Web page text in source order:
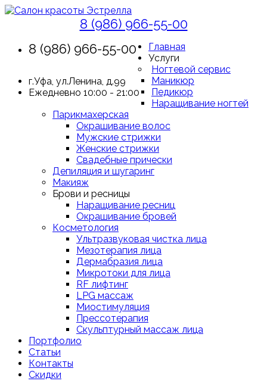
8 (986) 966-55-00
8 (986) 966-55-00
г.Уфа, ул.Ленина, д.99
Ежедневно 10:00 - 21:00
Главная
Услуги
Ногтевой сервис
Маникюр
Педикюр
Наращивание ногтей
Парикмахерская
Окрашивание волос
Мужские стрижки
Женские стрижки
Свадебные прически
Депиляция и шугаринг
Макияж
Брови и ресницы
Наращивание ресниц
Окрашивание бровей
Косметология
Ультразвуковая чистка лица
Мезотерапия лица
Дермабразия лица
Микротоки для лица
RF лифтинг
LPG массаж
Миостимуляция
Прессотерапия
Скульптурный массаж лица
Портфолио
Статьи
Контакты
Скидки